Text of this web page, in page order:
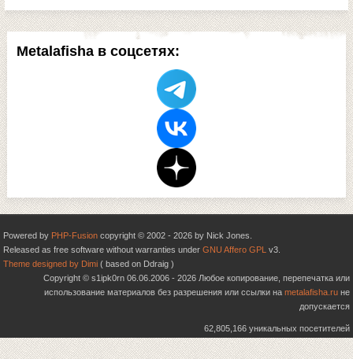
Metalafisha в соцсетях:
Powered by PHP-Fusion copyright © 2002 - 2026 by Nick Jones.
Released as free software without warranties under GNU Affero GPL v3.
Theme designed by Dimi ( based on Ddraig )
Copyright © s1ipk0rn 06.06.2006 - 2026 Любое копирование, перепечатка или
использование материалов без разрешения или ссылки на metalafisha.ru не
допускается
62,805,166 уникальных посетителей